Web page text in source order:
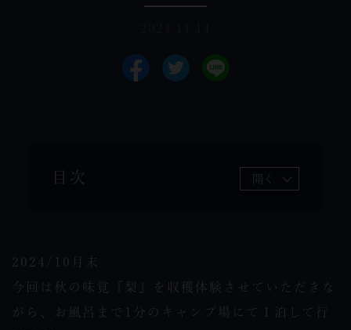
目次 開く
2024/10月末
今回は秋の味覚『梨』を収穫体験させていただきな
がら、お風呂まで1分のキャンプ場にて１泊して行